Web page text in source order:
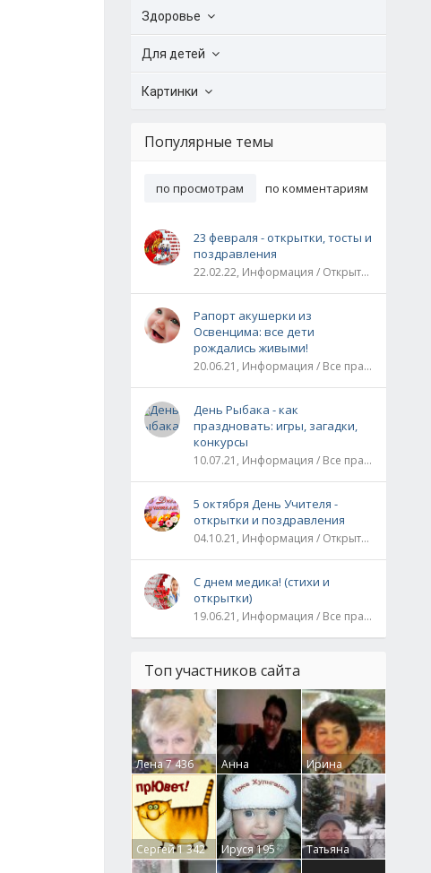
Здоровье
Для детей
Картинки
Популярные темы
по просмотрам по комментариям
23 февраля - открытки, тосты и
поздравления
22.02.22, Информация / Открытки / Все праздники
Рапорт акушерки из
Освенцима: все дети
рождались живыми!
20.06.21, Информация / Все праздники / Рассказы и истории
День Рыбака - как
праздновать: игры, загадки,
конкурсы
10.07.21, Информация / Все праздники
5 октября День Учителя -
открытки и поздравления
04.10.21, Информация / Открытки / Все праздники
С днем медика! (стихи и
открытки)
19.06.21, Информация / Все праздники
Топ участников сайта
Лена7 436
Анна
Гумлевая0
Ирина
Бруцкая41
Сергей1 342 Ируся195
Татьяна
Крючкова0